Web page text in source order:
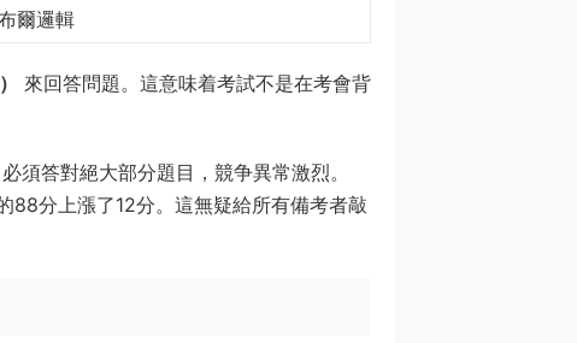
爾邏輯
來回答問題。這意味着考試不是在考會背
答對絕大部分題目，競争異常激烈。
分上漲了12分。這無疑給所有備考者敲